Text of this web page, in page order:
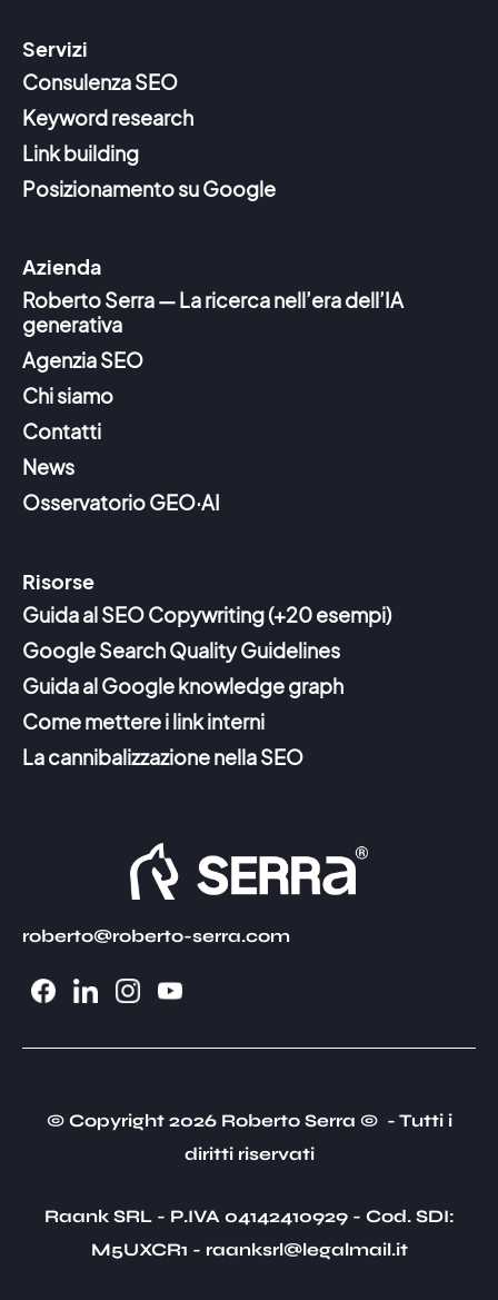
Servizi
Consulenza SEO
Keyword research
Link building
Posizionamento su Google
Azienda
Roberto Serra — La ricerca nell’era dell’IA
generativa
Agenzia SEO
Chi siamo
Contatti
News
Osservatorio GEO·AI
Risorse
Guida al SEO Copywriting (+20 esempi)
Google Search Quality Guidelines
Guida al Google knowledge graph
Come mettere i link interni
La cannibalizzazione nella SEO
roberto@roberto-serra.com
© Copyright 2026 Roberto Serra © - Tutti i
diritti riservati
Raank SRL - P.IVA 04142410929 - Cod. SDI:
M5UXCR1 - raanksrl@legalmail.it